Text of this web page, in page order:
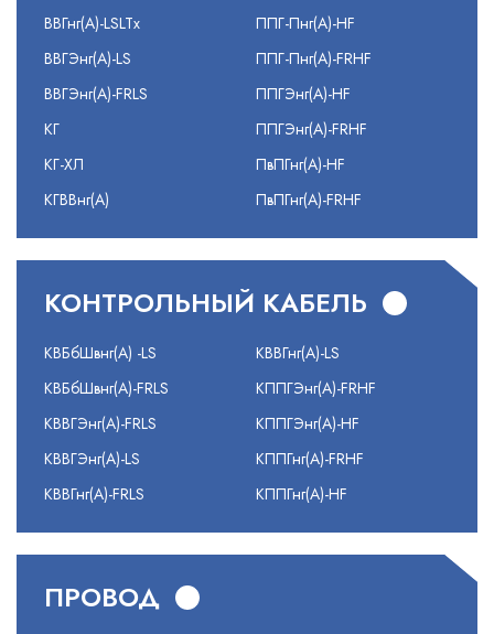
ВВГнг(А)-LSLTx
ВВГЭнг(А)-LS
ВВГЭнг(А)-FRLS
КГ
КГ-ХЛ
КГВВнг(А)
ППГ-Пнг(А)-HF
ППГ-Пнг(А)-FRHF
ППГЭнг(А)-HF
ППГЭнг(А)-FRHF
ПвПГнг(А)-HF
ПвПГнг(А)-FRHF
КОНТРОЛЬНЫЙ КАБЕЛЬ
КВБбШвнг(А) -LS
КВБбШвнг(А)-FRLS
КВВГЭнг(А)-FRLS
КВВГЭнг(А)-LS
КВВГнг(А)-FRLS
КВВГнг(А)-LS
КППГЭнг(А)-FRHF
КППГЭнг(А)-HF
КППГнг(А)-FRHF
КППГнг(А)-HF
ПРОВОД